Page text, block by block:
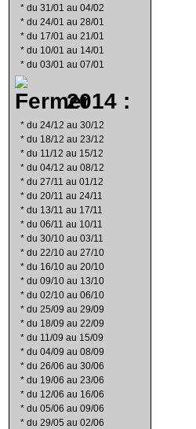
* du 31/01 au 04/02
* du 24/01 au 28/01
* du 17/01 au 21/01
* du 10/01 au 14/01
* du 03/01 au 07/01
2014 :
* du 24/12 au 30/12
* du 18/12 au 23/12
* du 11/12 au 15/12
* du 04/12 au 08/12
* du 27/11 au 01/12
* du 20/11 au 24/11
* du 13/11 au 17/11
* du 06/11 au 10/11
* du 30/10 au 03/11
* du 22/10 au 27/10
* du 16/10 au 20/10
* du 09/10 au 13/10
* du 02/10 au 06/10
* du 25/09 au 29/09
* du 18/09 au 22/09
* du 11/09 au 15/09
* du 04/09 au 08/09
* du 26/06 au 30/06
* du 19/06 au 23/06
* du 12/06 au 16/06
* du 05/06 au 09/06
* du 29/05 au 02/06